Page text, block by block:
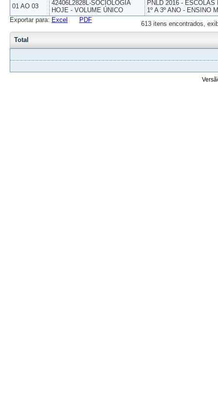
01 AO 03
42406L2828L-SOCIOLOGIA
HOJE - VOLUME ÚNICO
PNLD 2016 -
1º A 3º ANO - ENSINO
613 itens encontrados,
Exportar para: Excel PDF
Total